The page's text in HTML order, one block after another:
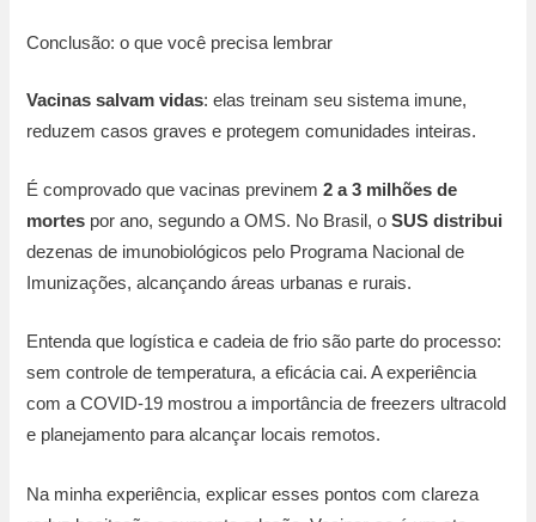
Conclusão: o que você precisa lembrar
Vacinas salvam vidas: elas treinam seu sistema imune,
reduzem casos graves e protegem comunidades inteiras.
É comprovado que vacinas previnem2 a 3 milhões de
mortes por ano, segundo a OMS. No Brasil, oSUS distribui
dezenas de imunobiológicos pelo Programa Nacional de
Imunizações, alcançando áreas urbanas e rurais.
Entenda que logística e cadeia de frio são parte do processo:
sem controle de temperatura, a eficácia cai. A experiência
com a COVID-19 mostrou a importância de freezers ultracold
e planejamento para alcançar locais remotos.
Na minha experiência, explicar esses pontos com clareza